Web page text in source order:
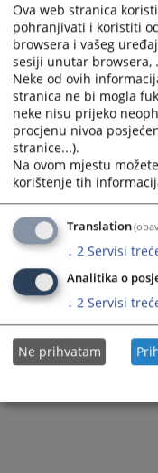
Ova web stranica
pohranjivati i koristiti
browsera i vašeg
sesiji unutar browsera,
Neke od ovih
stranica ne bi mogla
neke nisu prijeko
procjenu nivoa
stranice...).
Na ovom mjestu
korištenje tih
Translation
↓ 2 Servisi
Analitika o
↓ 2 Servisi
Ne prihvatam